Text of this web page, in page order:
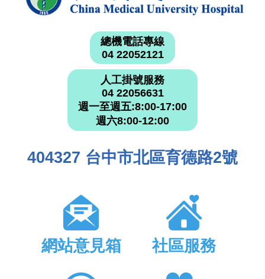
總機電話專線
04 22052121
人工掛號服務
04 22056631
週一至週五:8:00-17:00
週六8:00-12:00
404327 台中市北區育德路2號
網站意見箱 社區服務